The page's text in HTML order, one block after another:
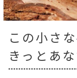
この小さ
きっとあ